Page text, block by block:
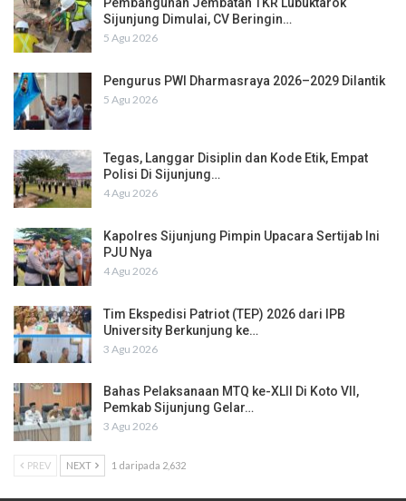
Pembangunan Jembatan TKR Lubuktarok
Sijunjung Dimulai, CV Beringin…
5 Agu 2026
Pengurus PWI Dharmasraya 2026–2029 Dilantik
5 Agu 2026
Tegas, Langgar Disiplin dan Kode Etik, Empat
Polisi Di Sijunjung…
4 Agu 2026
Kapolres Sijunjung Pimpin Upacara Sertijab Ini
PJU Nya
4 Agu 2026
Tim Ekspedisi Patriot (TEP) 2026 dari IPB
University Berkunjung ke…
3 Agu 2026
Bahas Pelaksanaan MTQ ke-XLII Di Koto VII,
Pemkab Sijunjung Gelar…
3 Agu 2026
PREV NEXT 1 daripada 2,632